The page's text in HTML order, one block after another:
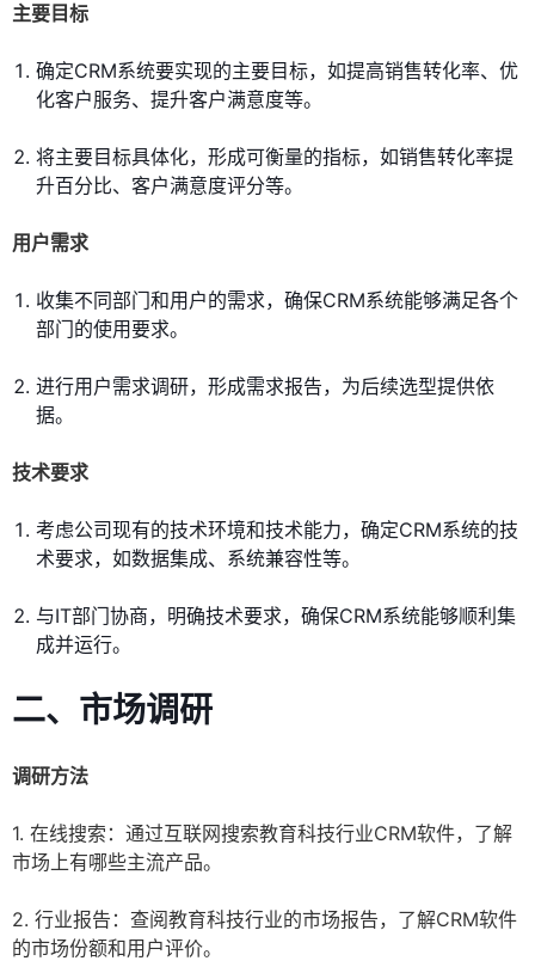
主要目标
确定CRM系统要实现的主要目标，如提高销售转化率、优
化客户服务、提升客户满意度等。
将主要目标具体化，形成可衡量的指标，如销售转化率提
升百分比、客户满意度评分等。
用户需求
收集不同部门和用户的需求，确保CRM系统能够满足各个
部门的使用要求。
进行用户需求调研，形成需求报告，为后续选型提供依
据。
技术要求
考虑公司现有的技术环境和技术能力，确定CRM系统的技
术要求，如数据集成、系统兼容性等。
与IT部门协商，明确技术要求，确保CRM系统能够顺利集
成并运行。
二、市场调研
调研方法
1. 在线搜索：通过互联网搜索教育科技行业CRM软件，了解
市场上有哪些主流产品。
2. 行业报告：查阅教育科技行业的市场报告，了解CRM软件
的市场份额和用户评价。